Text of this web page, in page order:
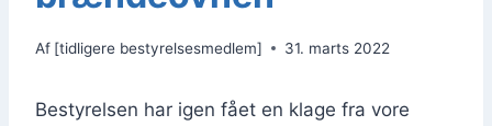
Af [tidligere bestyrelsesmedlem] 31. marts 2022
Besty­rel­sen har igen fået en kla­ge fra vore